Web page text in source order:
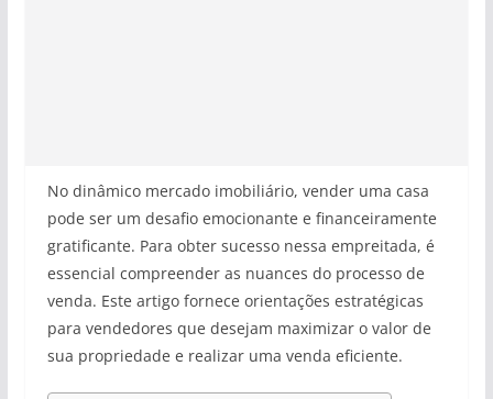
No dinâmico mercado imobiliário, vender uma casa
pode ser um desafio emocionante e financeiramente
gratificante. Para obter sucesso nessa empreitada, é
essencial compreender as nuances do processo de
venda. Este artigo fornece orientações estratégicas
para vendedores que desejam maximizar o valor de
sua propriedade e realizar uma venda eficiente.